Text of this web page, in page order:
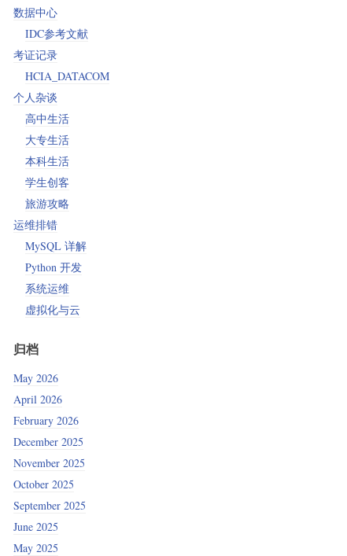
数据中心
IDC参考文献
考证记录
HCIA_DATACOM
个人杂谈
高中生活
大专生活
本科生活
学生创客
旅游攻略
运维排错
MySQL 详解
Python 开发
系统运维
虚拟化与云
归档
May 2026
April 2026
February 2026
December 2025
November 2025
October 2025
September 2025
June 2025
May 2025